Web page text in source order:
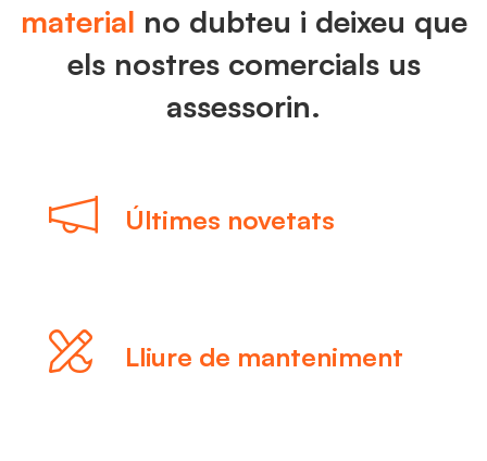
material no dubteu i deixeu que
els nostres comercials us
assessorin.
Últimes novetats
Lliure de manteniment